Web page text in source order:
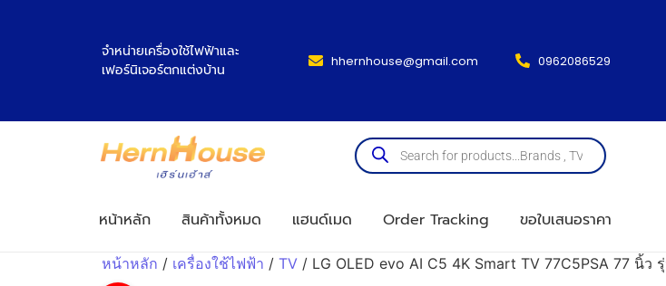
จำหน่ายเครื่องใช้ไฟฟ้าและ
เฟอร์นิเจอร์ตกแต่งบ้าน
hhernhouse@gmail.com 0962086529
หน้าหลัก สินค้าทั้งหมด แฮนด์เมด Order Tracking ขอใบเสนอราคา
หน้าหลัก / เครื่องใช้ไฟฟ้า / TV / LG OLED evo AI C5 4K Smart TV 77C5PSA 77 นิ้